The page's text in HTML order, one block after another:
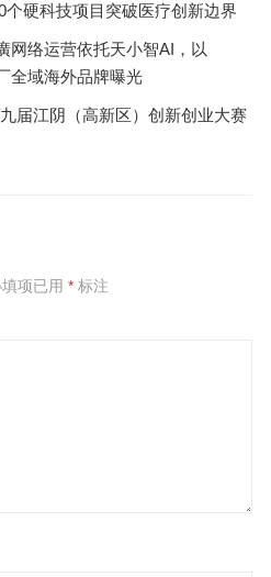
个硬科技项目突破医疗创新边界
网络运营依托天小智AI，以
全域海外品牌曝光
届江阴（高新区）创新创业大赛
项已用 *标注